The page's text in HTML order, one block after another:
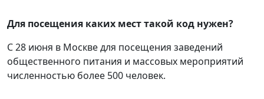
Для посещения каких мест такой код нужен?
С 28 июня в Москве для посещения заведений
общественного питания и массовых мероприятий
численностью более 500 человек.